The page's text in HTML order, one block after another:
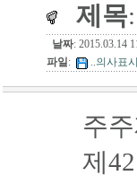
제목
날짜: 2015.03.14
파일: ..의사표
주
제